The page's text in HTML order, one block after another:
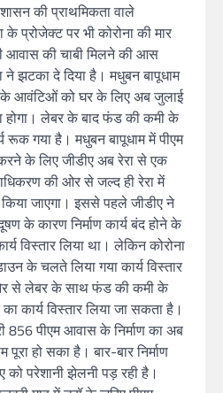
शासन की प्राथमिकता वाले
प्रोजेक्ट पर भी कोरोना की मार
आवास की चाबी मिलने की आस
झटका दे दिया है। मधुबन बापूधाम
के आवंटिओं को घर के लिए अब जुलाई
लेबर के बाद फंड की कमी के
रूक गया है। मधुबन बापूधाम में पीएम
करने के लिए जीडीए अब रेरा से एक
की ओर से जल्द ही रेरा में
जाएगा। इससे पहले जीडीए ने
के कारण निर्माण कार्य बंद होने के
विस्तार लिया था। लेकिन कोरोना
के चलते लिया गया कार्य विस्तार
से लेबर के साथ फंड की कमी के
विस्तार लिया जा सकता है।
856 पीएम आवास के निर्माण का अब
हो सका है। बार-बार निर्माण
परेशानी झेलनी पड़ रही है।